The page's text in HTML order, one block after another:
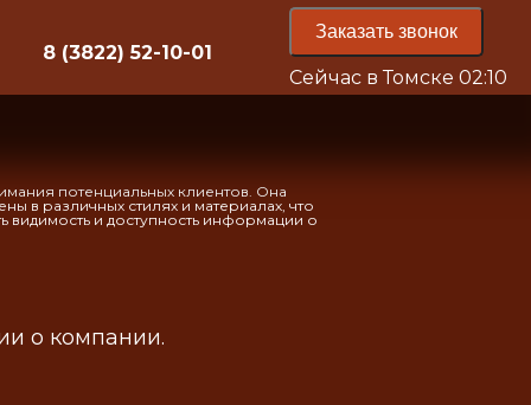
8 (3822) 52-10-01
Заказать звонок
Сейчас в Томске 02:10
потенциальных клиентов. Она
в различных стилях и материалах, что
видимость и доступность информации о
о компании.